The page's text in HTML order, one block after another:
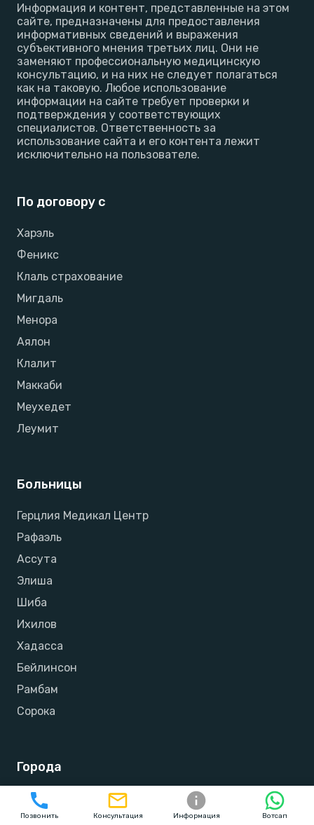
Информация и контент, представленные на этом
сайте, предназначены для предоставления
информативных сведений и выражения
субъективного мнения третьих лиц. Они не
заменяют профессиональную медицинскую
консультацию, и на них не следует полагаться
как на таковую. Любое использование
информации на сайте требует проверки и
подтверждения у соответствующих
специалистов. Ответственность за
использование сайта и его контента лежит
исключительно на пользователе.
По договору с
Харэль
Феникс
Клаль страхование
Мигдаль
Менора
Аялон
Клалит
Маккаби
Меухедет
Леумит
Больницы
Герцлия Медикал Центр
Рафаэль
Ассута
Элиша
Шиба
Ихилов
Хадасса
Бейлинсон
Рамбам
Сорока
Города
Тель-Авив
Иерусалим
Позвонить Консультация Информация Вотсап